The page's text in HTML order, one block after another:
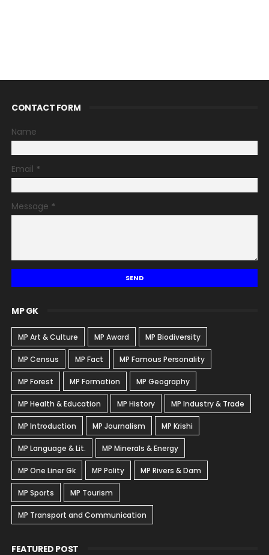
CONTACT FORM
Name
Email *
Message *
MP GK
MP Art & Culture MP Award MP Biodiversity
MP Census MP Fact MP Famous Personality
MP Forest MP Formation MP Geography
MP Health & Education MP History MP Industry & Trade
MP Introduction MP Journalism MP Krishi
MP Language & Lit. MP Minerals & Energy
MP One Liner Gk MP Polity MP Rivers & Dam
MP Sports MP Tourism
MP Transport and Communication
FEATURED POST